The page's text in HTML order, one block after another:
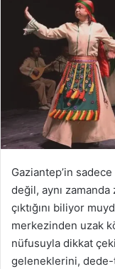
Gaziantep’in
değil, aynı
çıktığını biliyor
merkezinden uzak
nüfusuyla dikkat
geleneklerini,